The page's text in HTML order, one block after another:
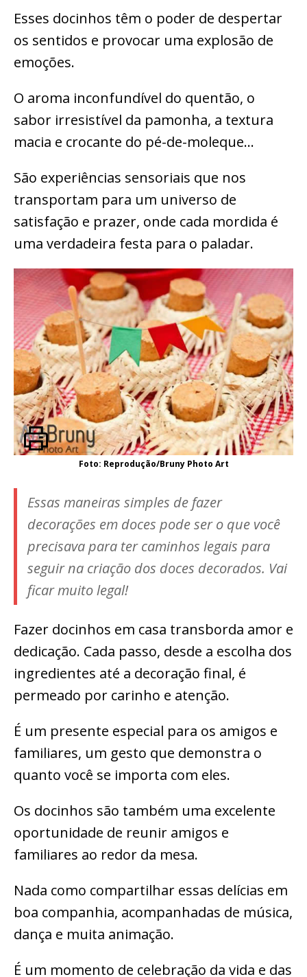
Esses docinhos têm o poder de despertar
os sentidos e provocar uma explosão de
emoções.
O aroma inconfundível do quentão, o
sabor irresistível da pamonha, a textura
macia e crocante do pé-de-moleque…
São experiências sensoriais que nos
transportam para um universo de
satisfação e prazer, onde cada mordida é
uma verdadeira festa para o paladar.
Foto: Reprodução/Bruny Photo Art
Essas maneiras simples de fazer
decorações em doces pode ser o que você
precisava para ter caminhos legais para
seguir na criação dos doces decorados. Vai
ficar muito legal!
Fazer docinhos em casa transborda amor e
dedicação. Cada passo, desde a escolha dos
ingredientes até a decoração final, é
permeado por carinho e atenção.
É um presente especial para os amigos e
familiares, um gesto que demonstra o
quanto você se importa com eles.
Os docinhos são também uma excelente
oportunidade de reunir amigos e
familiares ao redor da mesa.
Nada como compartilhar essas delícias em
boa companhia, acompanhadas de música,
dança e muita animação.
É um momento de celebração da vida e das